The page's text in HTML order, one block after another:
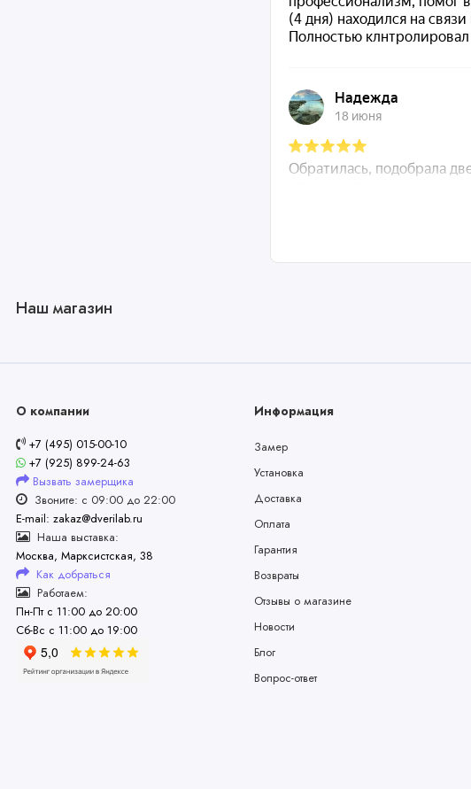
Наш магазин
О компании
+7 (495) 015-00-10
+7 (925) 899-24-63
Вызвать замерщика
Звоните: с 09:00 до 22:00
E-mail: zakaz@dverilab.ru
Наша выставка:
Москва, Марксистская, 38
Как добраться
Работаем:
Пн-Пт с 11:00 до 20:00
Сб-Вс с 11:00 до 19:00
Информация
Замер
Установка
Доставка
Оплата
Гарантия
Возвраты
Отзывы о магазине
Новости
Блог
Вопрос-ответ